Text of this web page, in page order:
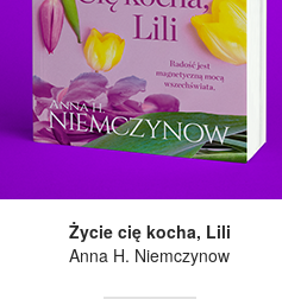
Życie cię kocha, Lili
Anna H. Niemczynow